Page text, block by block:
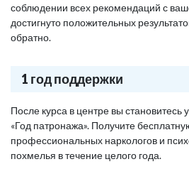
соблюдении всех рекомендаций с
достигнуто положительных
обратно.
1 год поддержки
После курса в центре вы
«Год патронажа». Получите
профессиональных наркологов и
похмелья в течение целого года.